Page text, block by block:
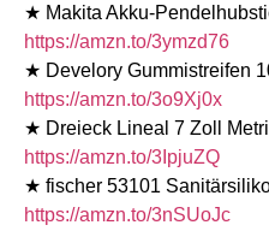
★ Makita Akku-
https://amzn.to/3ymzd76
★ Develory Gummistreifen
https://amzn.to/3o9Xj0x
★ Dreieck Lineal 7 Zoll
https://amzn.to/3IpjuZQ
★ fischer 53101
https://amzn.to/3nSUoJc